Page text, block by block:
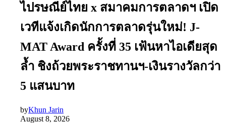
ไปรษณีย์ไทย x สมาคมการตลาดฯ เปิด
เวทีแจ้งเกิดนักการตลาดรุ่นใหม่! J-
MAT Award ครั้งที่ 35 เฟ้นหาไอเดียสุด
ล้ำ ชิงถ้วยพระราชทานฯ-เงินรางวัลกว่า
5 แสนบาท
byKhun Jarin
August 8, 2026